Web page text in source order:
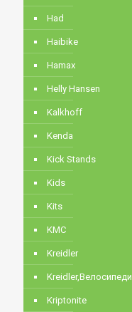
Had
Haibike
Hamax
Helly Hansen
Kalkhoff
Kenda
Kick Stands
Kids
Kits
KMC
Kreidler
Kreidler,Велосипеди
Kriptonite